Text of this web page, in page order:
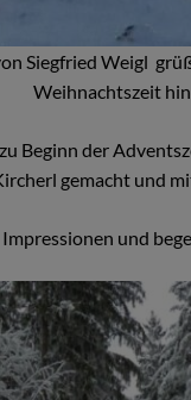
Siegfried Weigl
Weihnachtszeit
Beginn der
gemacht und
und